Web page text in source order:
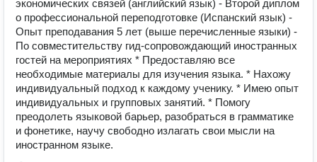
экономических связей (английский язык) - Второй диплом
о профессиональной переподготовке (Испанский язык) -
Опыт преподавания 5 лет (выше перечисленные языки) -
По совместительству гид-сопровождающий иностранных
гостей на мероприятиях * Предоставляю все
необходимые материалы для изучения языка. * Нахожу
индивидуальный подход к каждому ученику. * Имею опыт
индивидуальных и групповых занятий. * Помогу
преодолеть языковой барьер, разобраться в грамматике
и фонетике, научу свободно излагать свои мысли на
иностранном языке.